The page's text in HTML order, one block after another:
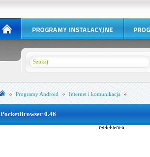
ProgramyAndroid Internet i komunikacja
PocketBrowser 0.46